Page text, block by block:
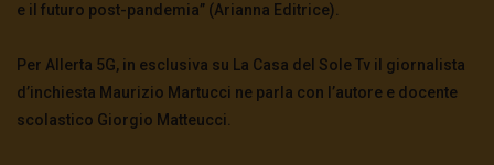
e il futuro post-pandemia” (Arianna Editrice).
Per Allerta 5G, in esclusiva su La Casa del Sole Tv il giornalista
d’inchiesta Maurizio Martucci ne parla con l’autore e docente
scolastico Giorgio Matteucci.